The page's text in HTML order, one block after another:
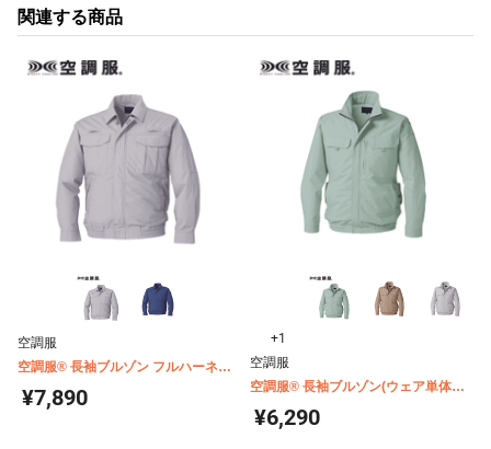
関連する商品
空調服
空調服® 長袖ブルゾン フルハーネス
品) KU9055F
¥7,890
+1
空調服
空調服® 長袖ブルゾン(ウェア単体商
¥6,290